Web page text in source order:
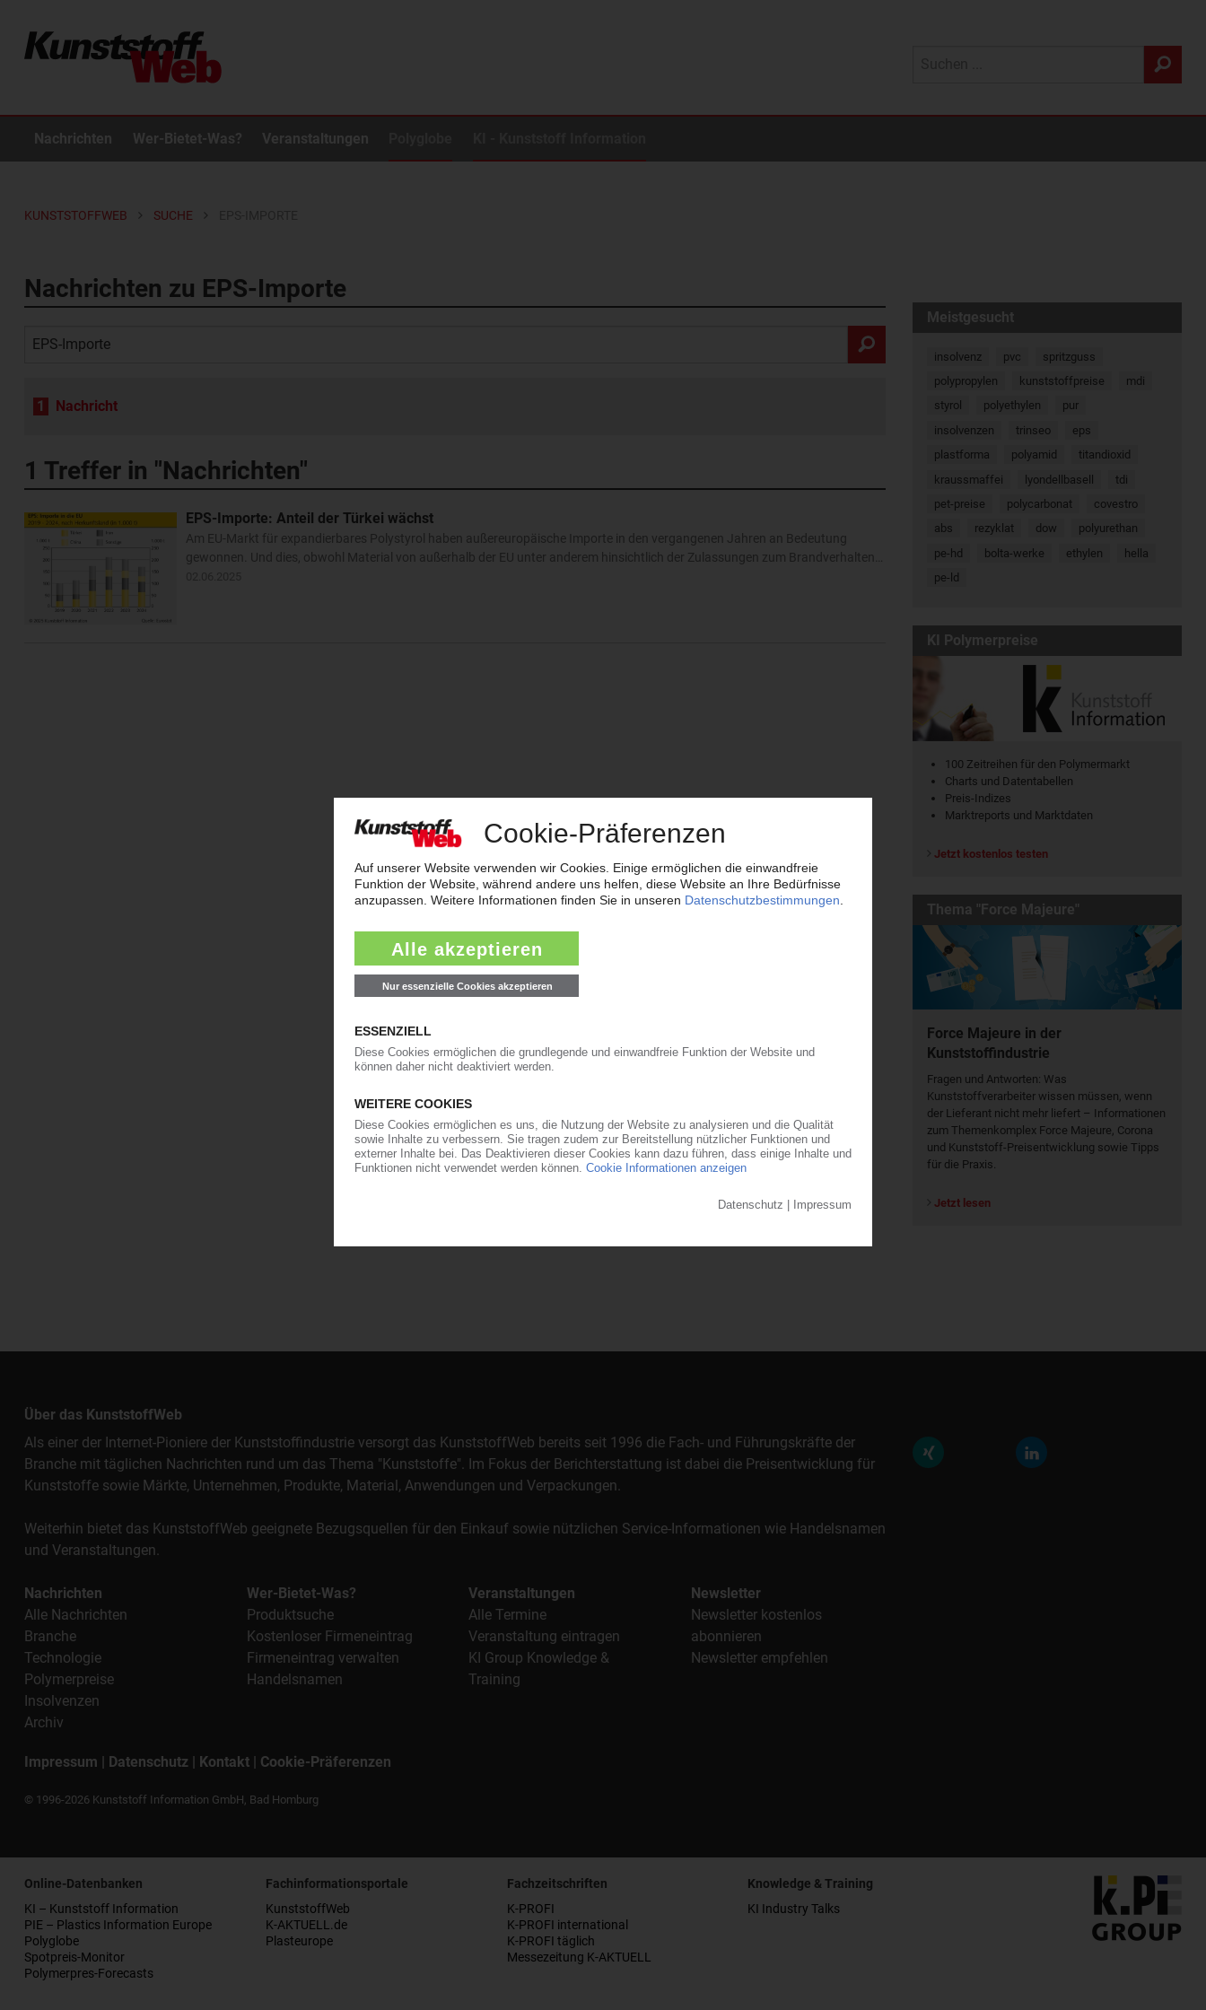
Nachrichten Wer-Bietet-Was? Veranstaltungen
KUNSTSTOFFWEB SUCHE
Nachrichten zu EPS-Importe
1 Nachricht
1 Treffer in "Nachrichten"
EPS-Importe: Anteil der Türkei wächst
Am EU-Markt für expandierbares Polystyrol haben außereuropäische Importe in den vergangenen Jahren an Bedeutung
gewonnen. Und dies, obwohl Material von außerhalb der EU unter anderem hinsichtlich der Zulassungen zum Brandverhalten…
Meistgesucht
insolvenz pvc
spritzguss
polypropylen
kunststoffpreise
mdi
styrol
polyethylen
pur
insolvenzen
trinseo
eps
plastforma
polyamid
titandioxid
kraussmaffei
lyondellbasell
tdi
pet-preise
polycarbonat
covestro
abs
rezyklat dow
polyurethan
pe-hd
bolta-werke ethylen
hella
pe-ld
KI Polymerpreise
100 Zeitreihen für den Polymermarkt
Charts und Datentabellen
Preis-Indizes
Marktreports und Marktdaten
Jetzt kostenlos testen
Thema "Force Majeure"
Force Majeure in der
Kunststoffindustrie
Fragen und Antworten: Was
Kunst­stoff­verarbeiter wissen müssen, wenn
der Lieferant nicht mehr liefert – Informationen
zum Themenkomplex Force Majeure, Corona
und Kunststoff-Preisentwicklung sowie Tipps
für die Praxis.
Jetzt lesen
Über das KunststoffWeb
Als einer der Internet-Pioniere der Kunststoffindustrie versorgt das KunststoffWeb bereits seit 1996 die Fach- und Führungskräfte der
Branche mit täglichen Nachrichten rund um das Thema "Kunststoffe". Im Fokus der Berichterstattung ist dabei die Preisentwicklung für
Kunststoffe sowie Märkte, Unternehmen, Produkte, Material, Anwendungen und Verpackungen.
Weiterhin bietet das KunststoffWeb geeignete Bezugsquellen für den Einkauf sowie nützlichen Service-Informationen wie Handelsnamen
und Veranstaltungen.
Nachrichten
Alle Nachrichten
Branche
Technologie
Polymerpreise
Insolvenzen
Archiv
Wer-Bietet-Was?
Produktsuche
Kostenloser Firmeneintrag
Firmeneintrag verwalten
Handelsnamen
Veranstaltungen
Alle Termine
Veranstaltung eintragen
KI Group Knowledge &
Training
Newsletter
Newsletter kostenlos
abonnieren
Newsletter empfehlen
Impressum | Datenschutz | Kontakt | Cookie-Präferenzen
© 1996-2026 Kunststoff Information GmbH, Bad Homburg
Online-Datenbanken
KI – Kunststoff Information
PIE – Plastics Information Europe
Polyglobe
Spotpreis-Monitor
Polymerpres-Forecasts
Fachinformationsportale
KunststoffWeb
K-AKTUELL.de
Plasteurope
Fachzeitschriften
K-PROFI
K-PROFI international
K-PROFI täglich
Messezeitung K-AKTUELL
Knowledge & Training
KI Industry Talks